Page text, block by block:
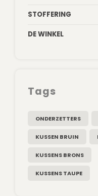
STOFFERING
DE WINKEL
Tags
ONDERZETTERS
KUSSEN BRUIN
KUSSENS BRONS
KUSSENS TAUPE